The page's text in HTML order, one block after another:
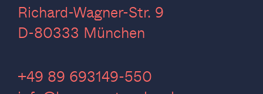
Richard-Wagner-Str. 9
D-80333 München
‍+49 89 693149-550